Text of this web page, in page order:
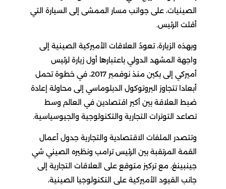
الصينيات، على جوانب مسار الممشى إلى السيارة التي
أقلت الرئيس.
وبهذه الزيارة، تعودُ العلاقات الأميركية الصينية إلى
واجهة المشهد الدولي باعتبارها أول زيارة لرئيس
أميركي إلى بكين منذ نوفمبر 2017، في خطوة تحمل
أبعادا تتجاوز البروتوكول الدبلوماسي إلى محاولة إعادة
ضبط العلاقة بين أكبر اقتصادين في العالم وسط
تصاعد التوترات التجارية والتكنولوجية والجيوسياسية.
وتتصدر الملفات الاقتصادية والتجارية جدول أعمال
القمة المرتقبة بين الرئيس ترامب ونظيره الصيني شي
جينبينغ، مع تركيز متوقع على العلاقات التجارية إلى
جانب القيود الأميركية على التكنولوجيا الصينية،